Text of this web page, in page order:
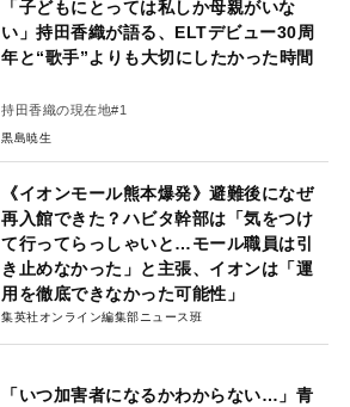
「子どもにとっては私しか母親がいな
い」持田香織が語る、ELTデビュー30周
年と“歌手”よりも大切にしたかった時間
持田香織の現在地#1
黒島暁生
《イオンモール熊本爆発》避難後になぜ
再入館できた？ハビタ幹部は「気をつけ
て行ってらっしゃいと…モール職員は引
き止めなかった」と主張、イオンは「運
用を徹底できなかった可能性」
集英社オンライン編集部ニュース班
「いつ加害者になるかわからない…」青